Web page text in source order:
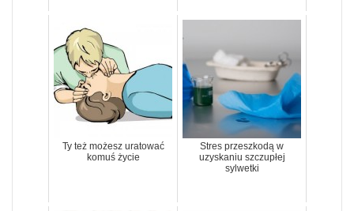
Ty też możesz uratować
komuś życie
Stres przeszkodą w
uzyskaniu szczupłej
sylwetki